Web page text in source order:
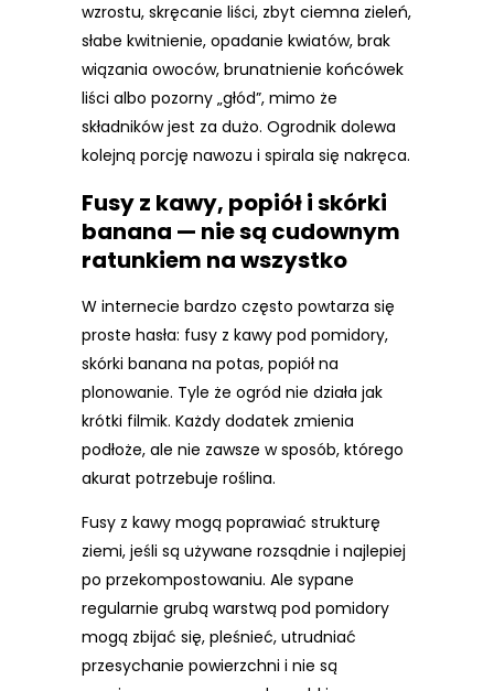
wzrostu, skręcanie liści, zbyt ciemna zieleń,
słabe kwitnienie, opadanie kwiatów, brak
wiązania owoców, brunatnienie końcówek
liści albo pozorny „głód”, mimo że
składników jest za dużo. Ogrodnik dolewa
kolejną porcję nawozu i spirala się nakręca.
Fusy z kawy, popiół i skórki
banana — nie są cudownym
ratunkiem na wszystko
W internecie bardzo często powtarza się
proste hasła: fusy z kawy pod pomidory,
skórki banana na potas, popiół na
plonowanie. Tyle że ogród nie działa jak
krótki filmik. Każdy dodatek zmienia
podłoże, ale nie zawsze w sposób, którego
akurat potrzebuje roślina.
Fusy z kawy mogą poprawiać strukturę
ziemi, jeśli są używane rozsądnie i najlepiej
po przekompostowaniu. Ale sypane
regularnie grubą warstwą pod pomidory
mogą zbijać się, pleśnieć, utrudniać
przesychanie powierzchni i nie są